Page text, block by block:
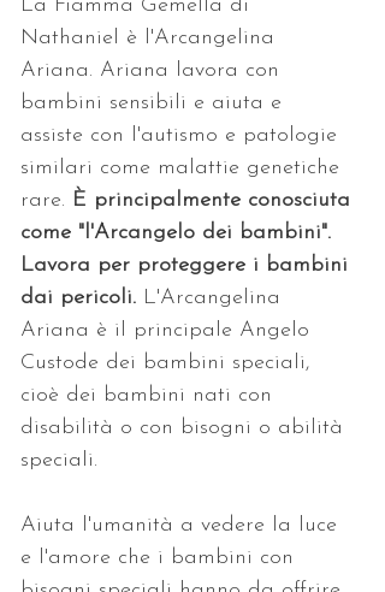
La Fiamma Gemella di
Nathaniel è l'Arcangelina
Ariana. Ariana lavora con
bambini sensibili e aiuta e
assiste con l'autismo e patologie
similari come malattie genetiche
rare. È principalmente conosciuta
come "l'Arcangelo dei bambini".
Lavora per proteggere i bambini
dai pericoli. L'Arcangelina
Ariana è il principale Angelo
Custode dei bambini speciali,
cioè dei bambini nati con
disabilità o con bisogni o abilità
speciali.
Aiuta l'umanità a vedere la luce
e l'amore che i bambini con